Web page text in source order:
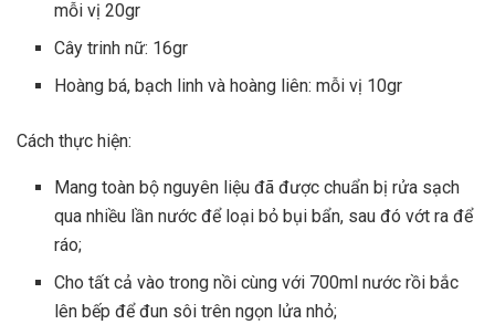
mỗi vị 20gr
Cây trinh nữ: 16gr
Hoàng bá, bạch linh và hoàng liên: mỗi vị 10gr
Cách thực hiện:
Mang toàn bộ nguyên liệu đã được chuẩn bị rửa sạch
qua nhiều lần nước để loại bỏ bụi bẩn, sau đó vớt ra để
ráo;
Cho tất cả vào trong nồi cùng với 700ml nước rồi bắc
lên bếp để đun sôi trên ngọn lửa nhỏ;